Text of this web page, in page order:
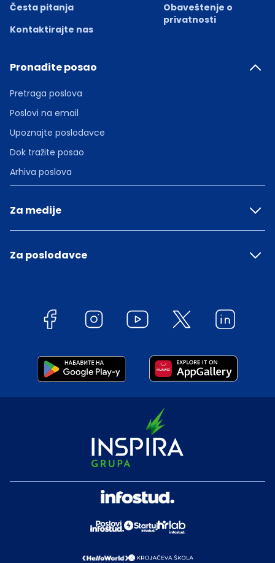
Česta pitanja
Kontaktirajte nas
Obaveštenje o
privatnosti
Pronađite posao
Pretraga poslova
Poslovi na email
Upoznajte poslodavce
Dok tražite posao
Arhiva poslova
Za medije
Za poslodavce